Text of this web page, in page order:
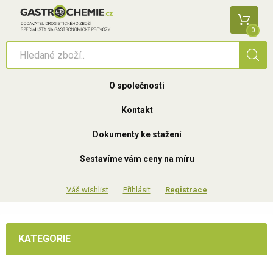
0
O společnosti
Kontakt
Dokumenty ke stažení
Sestavíme vám ceny na míru
Přihlásit Registrace
KATEGORIE